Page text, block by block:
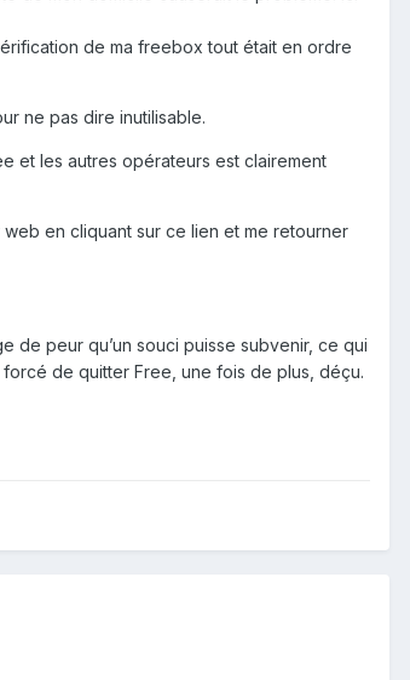
de ma freebox tout était en ordre
ne pas dire inutilisable.
et les autres opérateurs est clairement
en cliquant sur ce lien et me retourner
de peur qu’un souci puisse subvenir, ce qui
de quitter Free, une fois de plus, déçu.